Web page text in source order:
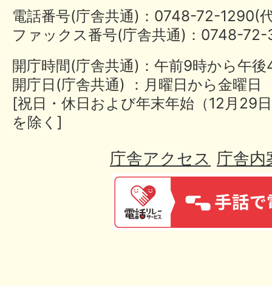
電話番号(庁舎共通)：0748-72-
ファックス番号(庁舎共通)：0748-
開庁時間(庁舎共通)：午前9時から午
開庁日(庁舎共通) ：月曜日から金曜日
[祝日・休日および年末年始（12月29
を除く]
庁舎アクセス 庁舎内